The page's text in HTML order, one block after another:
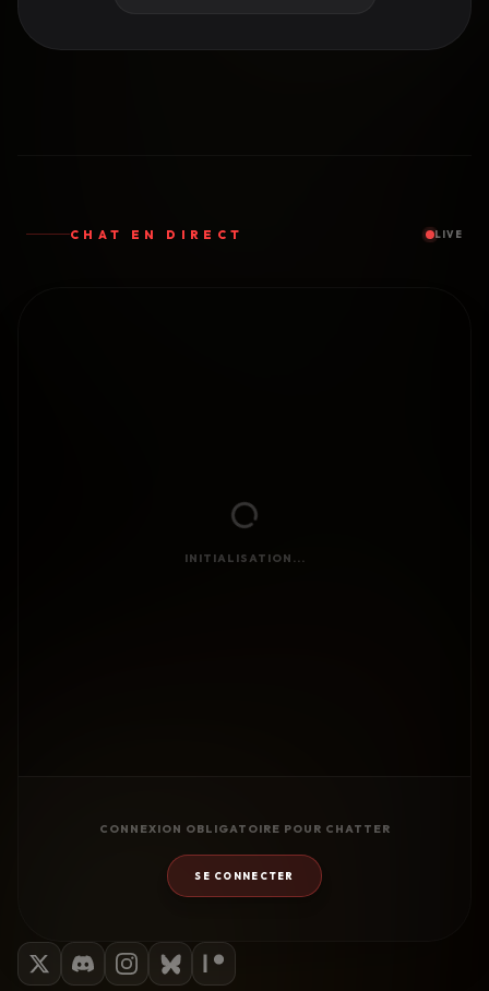
CHAT EN DIRECT LIVE
INITIALISATION...
CONNEXION OBLIGATOIRE POUR CHATTER
SE CONNECTER